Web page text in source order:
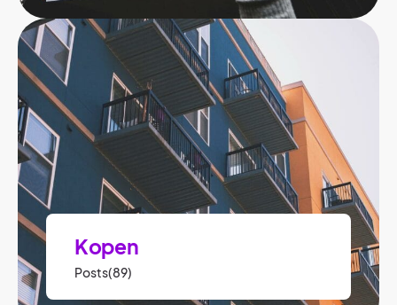
Kopen
Posts(89)